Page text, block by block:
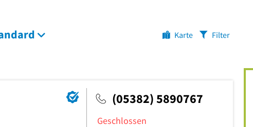
Karte Filter
(05382) 5890767
Geschlossen